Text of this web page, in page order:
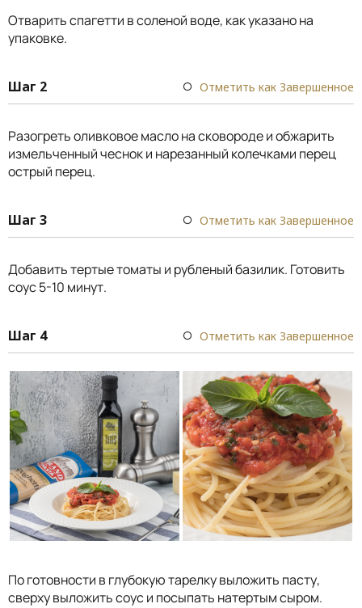
Отварить спагетти в соленой воде, как указано на
упаковке.
Шаг 2 Отметить как Завершенное
Разогреть оливковое масло на сковороде и обжарить
измельченный чеснок и нарезанный колечками перец
острый перец.
Шаг 3 Отметить как Завершенное
Добавить тертые томаты и рубленый базилик. Готовить
соус 5-10 минут.
Шаг 4 Отметить как Завершенное
По готовности в глубокую тарелку выложить пасту,
сверху выложить соус и посыпать натертым сыром.